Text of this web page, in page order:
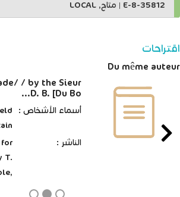
E-8-35812
| متاح, LOCAL
اقتراحات
Du même auteur
/ by the Sieur
D. B. [Du Bo...
أسماء الأشخاص :
الناشر :
for
T.